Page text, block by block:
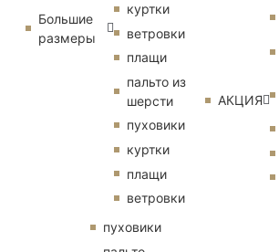
Большие
размеры
куртки
ветровки
плащи
пальто из
шерсти
пуховики
куртки
плащи
ветровки
пуховики
АКЦИЯ